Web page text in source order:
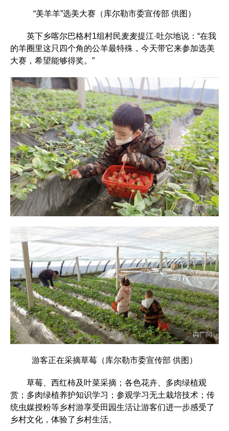
“美羊羊”选美大赛（库尔勒市委宣传部 供图）
英下乡喀尔巴格村1组村民麦麦提江·吐尔地说：“在我
的羊圈里这只四个角的公羊最特殊，今天带它来参加选美
大赛，希望能够得奖。”
游客正在采摘草莓（库尔勒市委宣传部 供图）
草莓、西红柿及叶菜采摘；各色花卉、多肉绿植观
赏；多肉绿植养护知识学习；参观学习无土栽培技术；传
统虫媒授粉等乡村游享受田园生活让游客们进一步感受了
乡村文化，体验了乡村生活。